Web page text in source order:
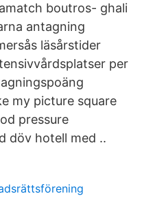
boutros- ghali
antagning
läsårstider
per
my picture square
pressure
döv hotell med ..